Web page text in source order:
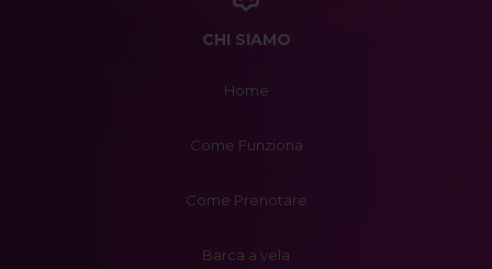
CHI SIAMO
Home
Come Funziona
Come Prenotare
Barca a vela